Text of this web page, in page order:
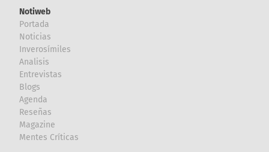
Notiweb
Portada
Noticias
Inverosímiles
Analisis
Entrevistas
Blogs
Agenda
Reseñas
Magazine
Mentes Críticas